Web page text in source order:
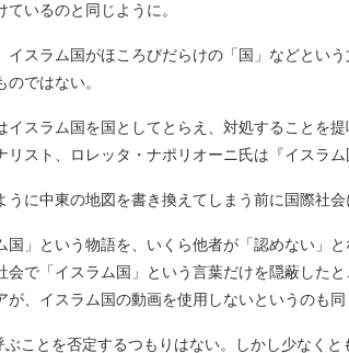
ているのと同じように。
スラム国がほころびだらけの「国」などとい
ではない。
スラム国を国としてとらえ、対処することを
リスト、ロレッタ・ナポリオーニ氏は『イスラ
うに中東の地図を書き換えてしまう前に国際社
」という物語を、いくら他者が「認めない」
会で「イスラム国」という言葉だけを隠蔽した
が、イスラム国の動画を使用しないというのも同
ことを否定するつもりはない。しかし少なく